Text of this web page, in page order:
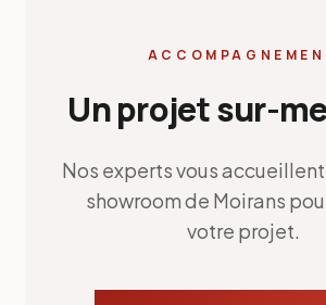
Un projet sur-
Nos experts vous
showroom de Moirans
votre projet.